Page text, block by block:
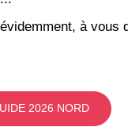
à vous
2026 NORD